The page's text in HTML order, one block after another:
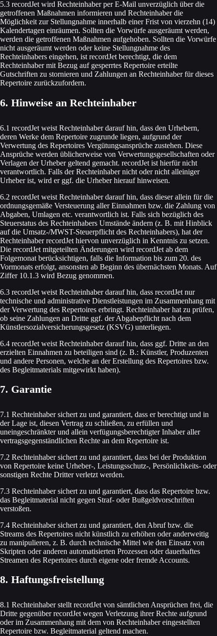
5.3 recordJet wird Rechteinhaber per E-Mail unverzüglich über die
getroffenen Maßnahmen informieren und Rechteinhaber die
Möglichkeit zur Stellungnahme innerhalb einer Frist von vierzehn (14)
Kalendertagen einräumen. Sollten die Vorwürfe ausgeräumt werden,
werden die getroffenen Maßnahmen aufgehoben. Sollten die Vorwürfe
nicht ausgeräumt werden oder keine Stellungnahme des
Rechteinhabers eingehen, ist recordJet berechtigt, die dem
Rechteinhaber mit Bezug auf gesperrtes Repertoire erteilte
Gutschriften zu stornieren und Zahlungen an Rechteinhaber für dieses
Repertoire zurückzufordern.
6. Hinweise an Rechteinhaber
6.1 recordJet weist Rechteinhaber darauf hin, dass den Urhebern,
deren Werke dem Repertoire zugrunde liegen, aufgrund der
Verwertung des Repertoires Vergütungsansprüche zustehen. Diese
Ansprüche werden üblicherweise von Verwertungsgesellschaften oder
Verlagen der Urheber geltend gemacht. recordJet ist hierfür nicht
verantwortlich. Falls der Rechteinhaber nicht oder nicht alleiniger
Urheber ist, wird er ggf. die Urheber hierauf hinweisen.
6.2 recordJet weist Rechteinhaber darauf hin, dass dieser allein für die
ordnungsgemäße Versteuerung aller Einnahmen bzw. die Zahlung von
Abgaben, Umlagen etc. verantwortlich ist. Falls sich bezüglich des
Steuerstatus des Rechteinhabers Umstände ändern (z. B. mit Hinblick
auf die Umsatz-/MWST-Steuerpflicht des Rechteinhabers), hat der
Rechteinhaber recordJet hiervon unverzüglich in Kenntnis zu setzen.
Die recordJet mitgeteilten Änderungen wird recordJet ab dem
Folgemonat berücksichtigen, falls die Information bis zum 20. des
Vormonats erfolgt, ansonsten ab Beginn des übernächsten Monats. Auf
Ziffer 10.1.3 wird Bezug genommen.
6.3 recordJet weist Rechteinhaber darauf hin, dass recordJet nur
technische und administrative Dienstleistungen im Zusammenhang mit
der Verwertung des Repertoires erbringt. Rechteinhaber hat zu prüfen,
ob seine Zahlungen an Dritte ggf. der Abgabepflicht nach dem
Künstlersozialversicherungsgesetz (KSVG) unterliegen.
6.4 recordJet weist Rechteinhaber darauf hin, dass ggf. Dritte an den
erzielten Einnahmen zu beteiligen sind (z. B.: Künstler, Produzenten
und andere Personen, welche an der Erstellung des Repertoires bzw.
des Begleitmaterials mitgewirkt haben).
7. Garantie
7.1 Rechteinhaber sichert zu und garantiert, dass er berechtigt und in
der Lage ist, diesen Vertrag zu schließen, zu erfüllen und
uneingeschränkter und allein verfügungsberechtigter Inhaber aller
vertragsgegenständlichen Rechte an dem Repertoire ist.
7.2 Rechteinhaber sichert zu und garantiert, dass bei der Produktion
von Repertoire keine Urheber-, Leistungsschutz-, Persönlichkeits- oder
sonstigen Rechte Dritter verletzt werden.
7.3 Rechteinhaber sichert zu und garantiert, dass das Repertoire bzw.
das Begleitmaterial nicht gegen Straf- oder Bußgeldvorschriften
verstoßen.
7.4 Rechteinhaber sichert zu und garantiert, den Abruf bzw. die
Streams des Repertoires nicht künstlich zu erhöhen oder anderweitig
zu manipulieren, z. B. durch technische Mittel wie den Einsatz von
Skripten oder anderen automatisierten Prozessen oder dauerhaftes
Streamen des Repertoires durch eigene oder fremde Accounts.
8. Haftungsfreistellung
8.1 Rechteinhaber stellt recordJet von sämtlichen Ansprüchen frei, die
Dritte gegenüber recordJet wegen Verletzung ihrer Rechte aufgrund
oder im Zusammenhang mit dem von Rechteinhaber eingestellten
Repertoire bzw. Begleitmaterial geltend machen.